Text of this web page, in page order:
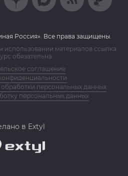
Россия». Все права защищены.
материалов ссылка
обязательна
соглашение
персональных данных
персональных данных
в Extyl